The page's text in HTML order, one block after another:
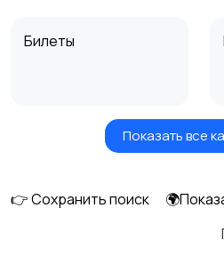
Билеты
Игры для приставок и
Показать все
👉 Сохранить поиск